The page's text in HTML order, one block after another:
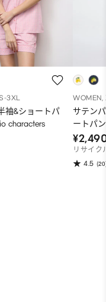
3XL
袖&ショートパ
characters
WOMEN,
サテン
ートパ
リサイク
4.5